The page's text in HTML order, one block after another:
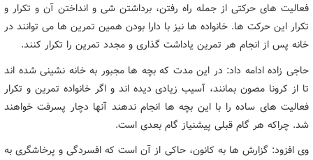
فعالیت های حرکتی از جمله راه رفتن، برداشتن شی و انداختن آن و تکرار و
تکرار این حرکت ها. خانواده ها نیز با دارا بودن همین تمرین ها می توانند در
خانه پس از انجام هر تمرین یاداشت گذاری و مجدد تمرین را تکرار کنند.
حاجی زاده ادامه داد: در این مدت که بچه ها مجبور به خانه نشینی شده اند
تا از کرونا مصون بمانند، آسیب زیادی دیده اند و اگر خانواده تمرین و تکرار
فعالیت های ساده را با این بچه ها انجام ندهند آنها دچار پسرفت خواهند
شد. چراکه هر گام قبلی پیشنیاز گام بعدی است.
وی افزود: گزارش ها به کانون، حاکی از آن است که افسردگی و پرخاشگری به